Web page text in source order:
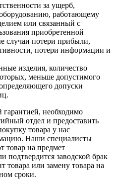
за ущерб,
работающему
или связанный с
приобретенной
случаи потери прибыли,
потери информации и
изделия, количество
меньше допустимого
допуски
гарантией, необходимо
отдел и предоставить
товара у нас
Наши специалисты
товар на предмет
подтвердится заводской брак
товара или замену товара на
сроки.